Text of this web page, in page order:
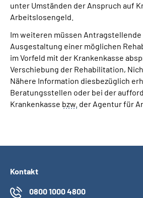
unter Umständen der Anspruch auf
Arbeitslosengeld.
Im weiteren müssen Antragstellende
Ausgestaltung einer möglichen
im Vorfeld mit der Krankenkasse
Verschiebung der Rehabilitation,
Nähere Information diesbezüglich
Beratungsstellen oder bei der
Krankenkasse bzw. der Agentur für
Kontakt
0800 1000 4800